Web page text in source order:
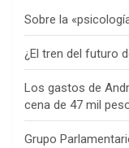
Sobre la
¿El tren del futuro
Los gastos de
cena de 47 mil
Grupo